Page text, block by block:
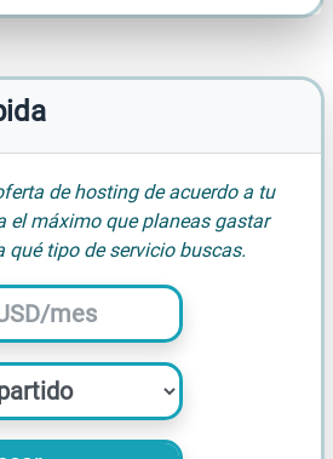
de hosting de acuerdo a tu
el máximo que planeas gastar
qué tipo de servicio buscas.